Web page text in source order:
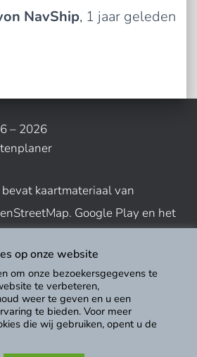
NavShip, 1 jaar geleden
– 2026
kaartmateriaal van
Google Play en het
handelsmerk van Apple Inc.
weergeven
op onze website
om onze bezoekersgegevens te
te verbeteren,
weer te geven en u een
te bieden. Voor meer
die wij gebruiken, opent u de